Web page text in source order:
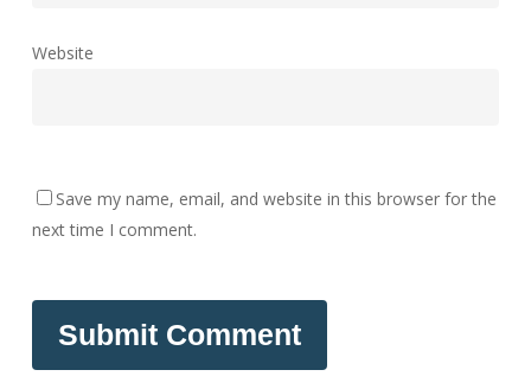
Website
Save my name, email, and website in this browser for the
next time I comment.